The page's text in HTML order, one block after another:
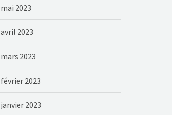
mai 2023
avril 2023
mars 2023
février 2023
janvier 2023